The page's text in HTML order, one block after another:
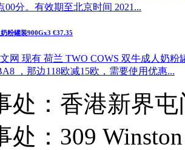
00分。有效期至北京时间 2021...
粉罐装900Gx3 €37.35
网 现有 荷兰 TWO COWS 双牛成人奶
，那边118欧减15欧，需要使用优惠...
处：香港新界
处：309